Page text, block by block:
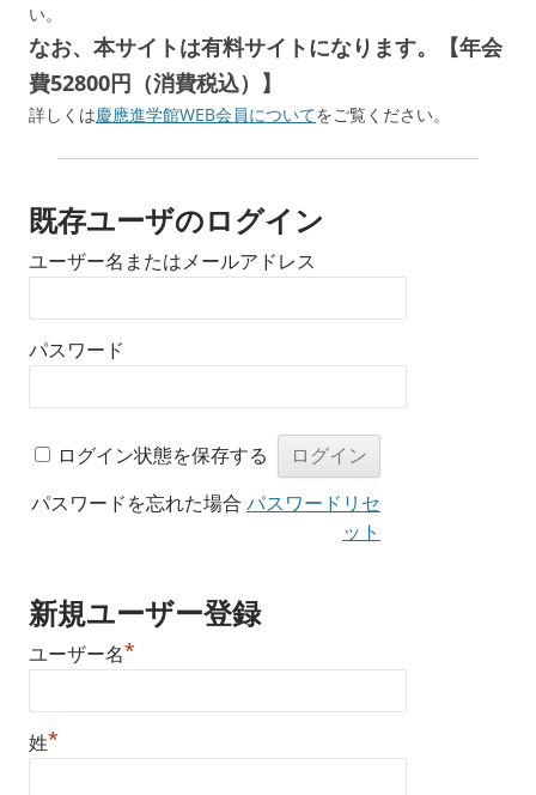
い。
なお、本サイトは有料サイトになります。【年会
費52800円（消費税込）】
詳しくは慶應進学館WEB会員についてをご覧ください。
既存ユーザのログイン
ユーザー名またはメールアドレス
パスワード
ログイン状態を保存する
パスワードを忘れた場合 パスワードリセ
ット
新規ユーザー登録
ユーザー名*
姓*